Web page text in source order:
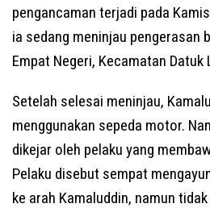
pengancaman terjadi pada
ia sedang meninjau pengerasan
Empat Negeri, Kecamatan Datuk
Setelah selesai meninjau,
menggunakan sepeda motor.
dikejar oleh pelaku yang
Pelaku disebut sempat
ke arah Kamaluddin, namun